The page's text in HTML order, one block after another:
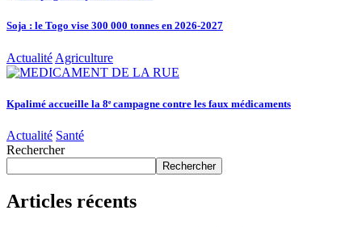
Soja : le Togo vise 300 000 tonnes en 2026-2027
Actualité Agriculture
Kpalimé accueille la 8ᵉ campagne contre les faux médicaments
Actualité Santé
Rechercher
Rechercher
Articles récents